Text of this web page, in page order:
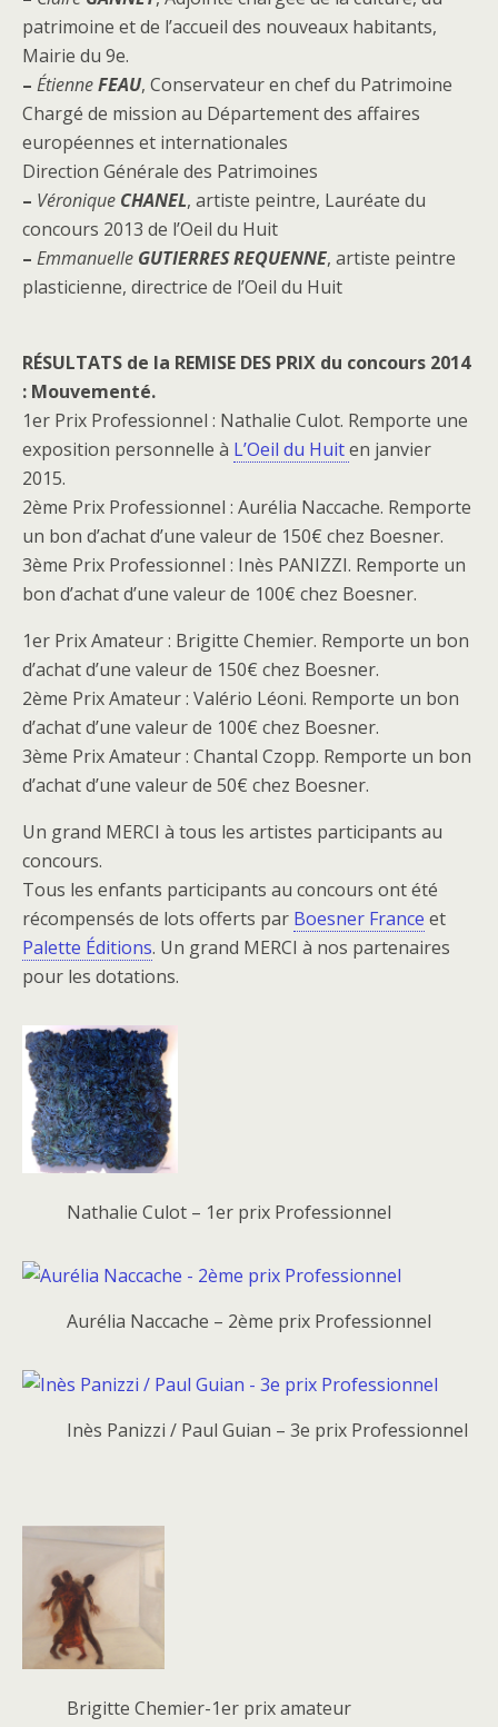
patrimoine et de l’accueil des nouveaux habitants,
Mairie du 9e.
– ÉtienneFEAU, Conservateur en chef du Patrimoine
Chargé de mission au Département des affaires
européennes et internationales
Direction Générale des Patrimoines
– Véronique CHANEL, artiste peintre, Lauréate du
concours 2013 de l’Oeil du Huit
– Emmanuelle GUTIERRES REQUENNE, artiste peintre
plasticienne, directrice de l’Oeil du Huit
RÉSULTATS de la REMISE DES PRIX du concours 2014
: Mouvementé.
1er Prix Professionnel : Nathalie Culot. Remporte une
exposition personnelle à L’Oeil du Huiten janvier
2015.
2ème Prix Professionnel : Aurélia Naccache. Remporte
un bon d’achat d’une valeur de 150€ chez Boesner.
3ème Prix Professionnel : Inès PANIZZI. Remporte un
bon d’achat d’une valeur de 100€ chez Boesner.
1er Prix Amateur : Brigitte Chemier. Remporte un bon
d’achat d’une valeur de 150€ chez Boesner.
2ème Prix Amateur : Valério Léoni. Remporte un bon
d’achat d’une valeur de 100€ chez Boesner.
3ème Prix Amateur : Chantal Czopp. Remporte un bon
d’achat d’une valeur de 50€ chez Boesner.
Un grand MERCI à tous les artistes participants au
concours.
Tous les enfants participants au concours ont été
récompensés de lots offerts par Boesner France et
Palette Éditions. Un grand MERCI à nos partenaires
pour les dotations.
Nathalie Culot – 1er prix Professionnel
Aurélia Naccache – 2ème prix Professionnel
Inès Panizzi / Paul Guian – 3e prix Professionnel
Brigitte Chemier-1er prix amateur